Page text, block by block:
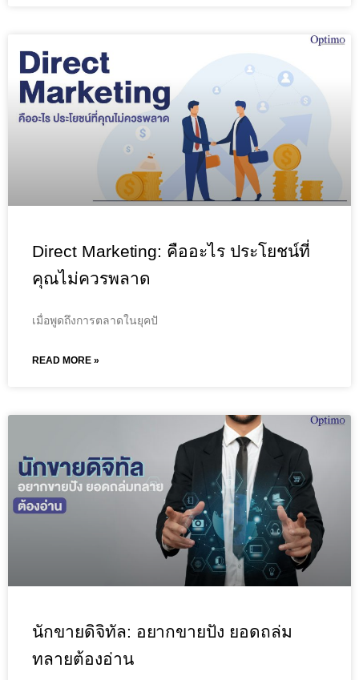
Direct Marketing: คืออะไร ประโยชน์ที่
คุณไม่ควรพลาด
เมื่อพูดถึงการตลาดในยุคปั
READ MORE »
นักขายดิจิทัล: อยากขายปัง ยอดถล่ม
ทลายต้องอ่าน